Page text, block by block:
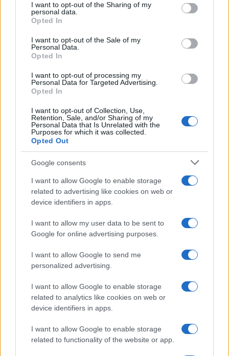
not limited to your visit or usage behaviour. You may click to
grant or deny consent to Google and its third-party tags to
use your data for below specified purposes in below Google
consent section.
I want to opt-out of the Sharing of my
personal data.
Opted In
I want to opt-out of the Sale of my
Personal Data.
Opted In
I want to opt-out of processing my
Personal Data for Targeted Advertising.
Opted In
I want to opt-out of Collection, Use,
Retention, Sale, and/or Sharing of my
Personal Data that Is Unrelated with the
Purposes for which it was collected.
Opted Out
Google consents
I want to allow Google to enable storage
related to advertising like cookies on web or
device identifiers in apps.
I want to allow my user data to be sent to
Google for online advertising purposes.
I want to allow Google to send me
personalized advertising.
I want to allow Google to enable storage
related to analytics like cookies on web or
device identifiers in apps.
I want to allow Google to enable storage
related to functionality of the website or app.
Continua a leggere
Pieve Comics 2026: tutto ciò che devi sapere
sull’evento nerd di Perugia